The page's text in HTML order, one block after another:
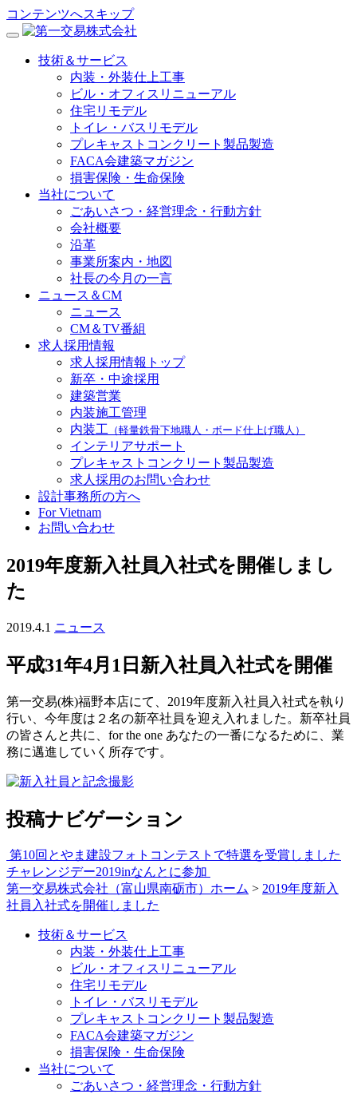
コンテンツへスキップ
技術＆サービス
内装・外装仕上工事
ビル・オフィスリニューアル
住宅リモデル
トイレ・バスリモデル
プレキャストコンクリート製品製造
FACA会建築マガジン
損害保険・生命保険
当社について
ごあいさつ・経営理念・行動方針
会社概要
沿革
事業所案内・地図
社長の今月の一言
ニュース＆CM
ニュース
CM＆TV番組
求人採用情報
求人採用情報トップ
新卒・中途採用
建築営業
内装施工管理
内装工 （軽量鉄骨下地職人・ボード仕上げ職人）
インテリアサポート
プレキャストコンクリート製品製造
求人採用のお問い合わせ
設計事務所の方へ
For Vietnam
お問い合わせ
2019年度新入社員入社式を開催しまし
た
2019.4.1 ニュース
平成31年4月1日新入社員入社式を開催
第一交易(株)福野本店にて、2019年度新入社員入社式を執り
行い、今年度は２名の新卒社員を迎え入れました。新卒社員
の皆さんと共に、for the one あなたの一番になるために、業
務に邁進していく所存です。
投稿ナビゲーション
第10回とやま建設フォトコンテストで特選を受賞しました
チャレンジデー2019inなんとに参加
第一交易株式会社（富山県南砺市）ホーム > 2019年度新入
社員入社式を開催しました
技術＆サービス
内装・外装仕上工事
ビル・オフィスリニューアル
住宅リモデル
トイレ・バスリモデル
プレキャストコンクリート製品製造
FACA会建築マガジン
損害保険・生命保険
当社について
ごあいさつ・経営理念・行動方針